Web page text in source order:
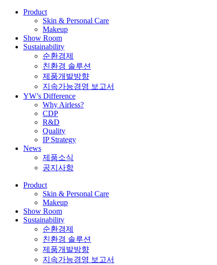
Product
Skin & Personal Care
Makeup
Show Room
Sustainability
순환경제
친환경 솔루션
제품개발방향
지속가능경영 보고서
YW’s Difference
Why Airless?
CDP
R&D
Quality
IP Strategy
News
제품소식
공지사항
Product
Skin & Personal Care
Makeup
Show Room
Sustainability
순환경제
친환경 솔루션
제품개발방향
지속가능경영 보고서